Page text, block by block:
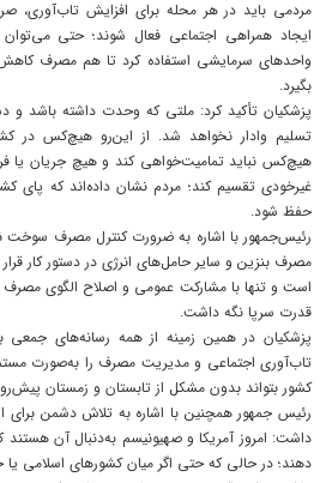
مردمی باید در هر محله برای افزایش تاب‌آوری،
ایجاد همراهی اجتماعی فعال شوند؛ حتی
واحدهای سرمایشی استفاده کرد تا هم مصرف
بگیرد.
پزشکیان تأکید کرد: ملتی که وحدت داشته باشد
تسلیم وادار نخواهد شد. از این‌رو هیچ‌کس در
هیچ‌کس نباید تمامیت‌خواهی کند و هیچ جریان یا
غیرخودی تقسیم کند؛ مردم نشان داده‌اند که پای
حفظ شود.
رئیس‌جمهور با اشاره به ضرورت کنترل مصرف سوخت
مصرف بنزین و سایر حامل‌های انرژی در دستور کار قرار
است و تنها با مشارکت عمومی و اصلاح الگوی مصرف
قدرت سرپا نگه داشت.
پزشکیان در همین زمینه از همه رسانه‌های
تاب‌آوری اجتماعی و مدیریت مصرف را به‌صورت
کشور بتواند بدون مشکل از تابستان و زمستان پیش‌رو
رئیس جمهور همچنین با اشاره به تلاش دشمن برای
داشت: امروز آمریکا و صهیونیسم به‌دنبال آن هستند
دهند؛ در حالی که حتی اگر میان کشورهای اسلامی